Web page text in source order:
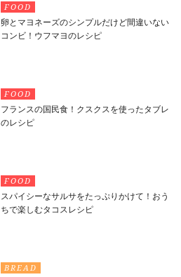
FOOD
卵とマヨネーズのシンプルだけど間違いない
コンビ！ウフマヨのレシピ
FOOD
フランスの国民食！クスクスを使ったタブレ
のレシピ
FOOD
スパイシーなサルサをたっぷりかけて！おう
ちで楽しむタコスレシピ
BREAD